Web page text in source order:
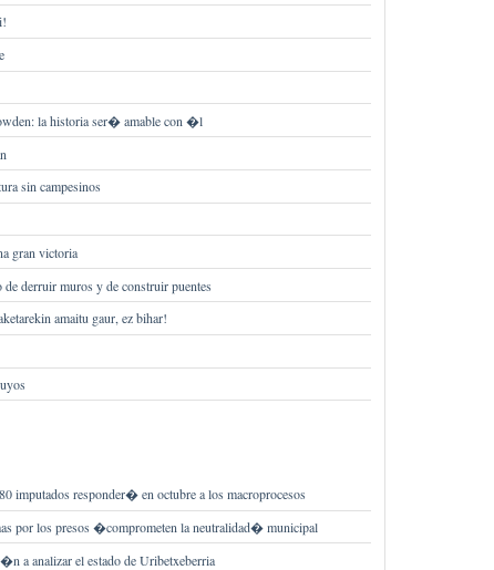
la historia ser� amable con �l
sin campesinos
gran victoria
de derruir muros y de construir puentes
amaitu gaur, ez bihar!
imputados responder� en octubre a los macroprocesos
por los presos �comprometen la neutralidad� municipal
a analizar el estado de Uribetxeberria